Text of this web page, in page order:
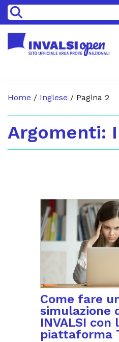
>
Home / Inglese / Pagina 2
Argomenti:
Come fare
simulazione
INVALSI con
piattaforma